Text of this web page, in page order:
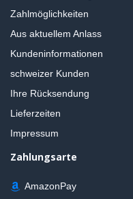
Zahlmöglichkeiten
Aus aktuellem Anlass
Kundeninformationen
schweizer Kunden
Ihre Rücksendung
Lieferzeiten
Impressum
Zahlungsarte
AmazonPay